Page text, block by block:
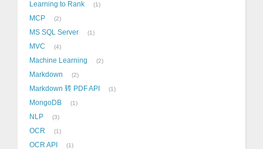
Learning to Rank 1
MCP 2
MS SQL Server 1
MVC 4
Machine Learning 2
Markdown 2
Markdown 转 PDF API 1
MongoDB 1
NLP 3
OCR 1
OCR API 1